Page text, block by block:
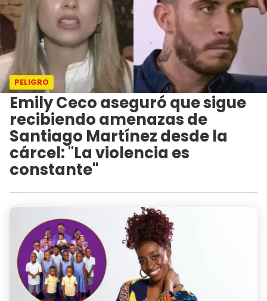
PELIGRO
Emily Ceco aseguró que sigue
recibiendo amenazas de
Santiago Martínez desde la
cárcel: "La violencia es
constante"